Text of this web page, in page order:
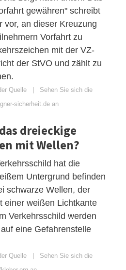
gewähren" schreibt
vor, an dieser Kreuzung
Vorfahrt zu
mit der VZ-
der StVO und zählt zu
Quelle | Sehen Sie sich die
sicherheit.de an
dreieckige
mit Wellen?
hat die
Untergrund befinden
schwarze Wellen, der
einer weißen Lichtkante
Verkehrsschild werden
eine Gefahrenstelle
Quelle | Sehen Sie sich die